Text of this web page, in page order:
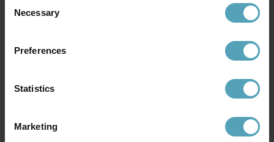
Selection
Necessary
Preferences
Statistics
Marketing
KAMPANJ